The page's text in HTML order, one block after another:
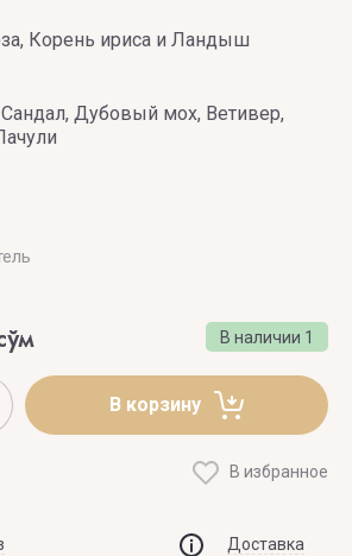
Корень ириса и Ландыш
Дубовый мох, Ветивер,
В наличии 1
В корзину
В избранное
Доставка